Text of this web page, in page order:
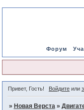
Форум
Привет, Гость! Войдитеили
» Новая Верста »